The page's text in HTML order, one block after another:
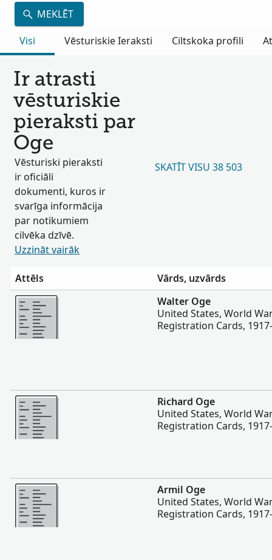
MEKLĒT
Visi
Vēsturiskie Ieraksti Ciltskoka profili
Ir atrasti
vēsturiskie
pieraksti par
Oge
Vēsturiski pieraksti
ir oficiāli
dokumenti, kuros ir
svarīga informācija
par notikumiem
cilvēka dzīvē.
Uzzināt vairāk
SKATĪT VISU 38 503
Attēls
Vārds, uzvārds
Vairāk
Walter Oge
United States, World
Registration Cards,
Vairāk
Richard Oge
United States, World
Registration Cards,
Vairāk
Armil Oge
United States, World
Registration Cards,